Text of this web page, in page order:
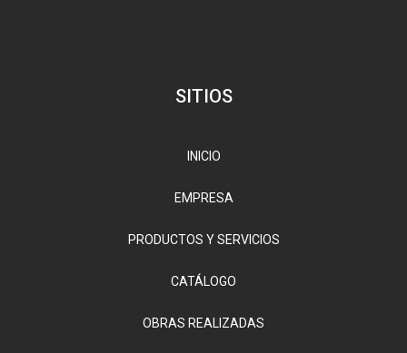
SITIOS
INICIO
EMPRESA
PRODUCTOS Y SERVICIOS
CATÁLOGO
OBRAS REALIZADAS